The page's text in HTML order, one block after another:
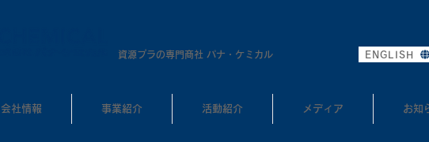
​資源プラの専門商社 パナ・ケミカル ENGLISH
会社情報 事業紹介 活動紹介 メディア お知